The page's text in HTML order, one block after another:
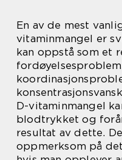
En av de mest
vitaminmangel er
kan oppstå som et
D-vitaminmangel
blodtrykket og
resultat av dette.
oppmerksom på